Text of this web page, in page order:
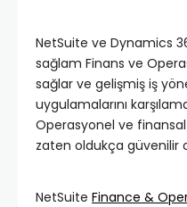
NetSuite ve Dynamics
sağlam Finans ve
sağlar ve gelişmiş iş
uygulamalarını
Operasyonel ve
zaten oldukça güvenilir
NetSuite Finance &